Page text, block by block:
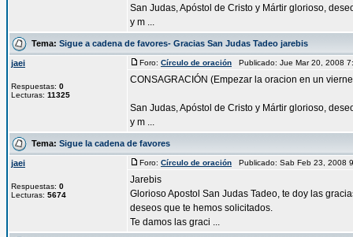
San Judas, Apóstol de Cristo y Mártir glorioso,
y m ...
Tema: Sigue a cadena de favores- Gracias San Judas Tadeo jarebis
jaei
Respuestas: 0
Lecturas: 11325
Foro: Círculo de oración Publicado: Jue Mar 20, 2008
CONSAGRACIÓN (Empezar la oracion en un
San Judas, Apóstol de Cristo y Mártir glorioso,
y m ...
Tema: Sigue la cadena de favores
jaei
Respuestas: 0
Lecturas: 5674
Foro: Círculo de oración Publicado: Sab Feb 23, 2008
Jarebis
Glorioso Apostol San Judas Tadeo, te doy las
deseos que te hemos solicitados.
Te damos las graci ...